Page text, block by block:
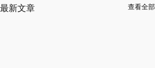
最新文章 查看全部